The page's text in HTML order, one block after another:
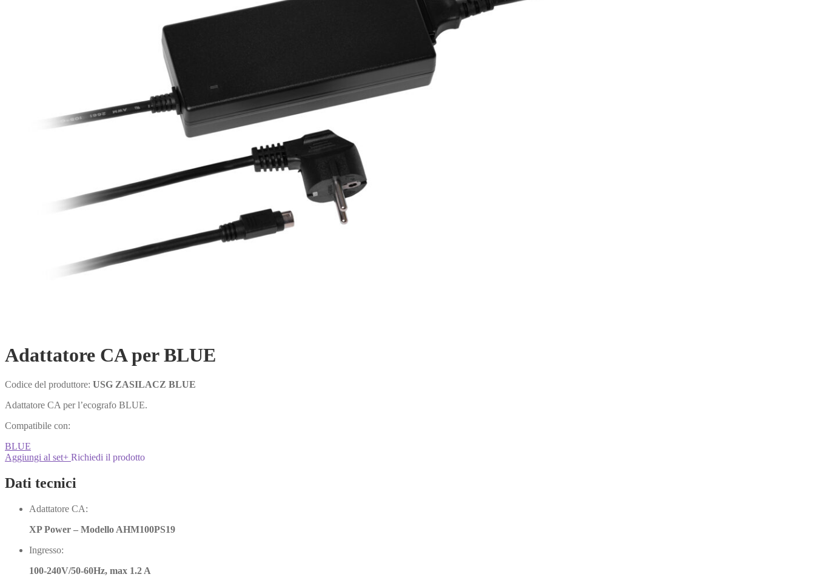
Adattatore CA per BLUE
Codice del produttore: USG ZASILACZ BLUE
Adattatore CA per l’ecografo BLUE.
Compatibile con:
BLUE
Aggiungi al set+ Richiedi il prodotto
Dati tecnici
Adattatore CA:
XP Power – Modello AHM100PS19
Ingresso:
100-240V/50-60Hz, max 1.2 A